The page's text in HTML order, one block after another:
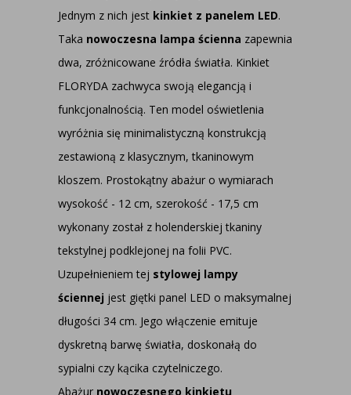
Jednym z nich jest kinkiet z panelem LED.
Taka nowoczesna lampa ścienna zapewnia
dwa, zróżnicowane źródła światła. Kinkiet
FLORYDA zachwyca swoją elegancją i
funkcjonalnością. Ten model oświetlenia
wyróżnia się minimalistyczną konstrukcją
zestawioną z klasycznym, tkaninowym
kloszem. Prostokątny abażur o wymiarach
wysokość - 12 cm, szerokość - 17,5 cm
wykonany został z holenderskiej tkaniny
tekstylnej podklejonej na folii PVC.
Uzupełnieniem tej stylowej lampy
ściennej jest giętki panel LED o maksymalnej
długości 34 cm. Jego włączenie emituje
dyskretną barwę światła, doskonałą do
sypialni czy kącika czytelniczego.
Abażur nowoczesnego kinkietu